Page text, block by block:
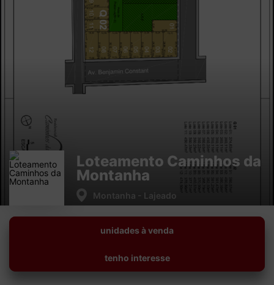
Loteamento Caminhos da
Montanha
Montanha - Lajeado
unidades à venda
tenho interesse
Bairro
Dormitórios
3
Vagas de Garagem
Faixa de valor
Edilson Azambuja
Rodrigues
edilsonimojel@gmail.com
(51) 98154 8000
gustavolimalves@hotmail.com
(51) 9 9778 9095